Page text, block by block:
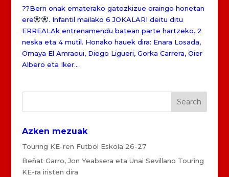
??Berri onak ematerako gatozkizue oraingo honetan
ere
. Infantil mailako 6 JOKALARI deitu ditu
ERREALAk entrenamendu batean parte hartzeko. 2
neska eta 4 mutil. Honako hauek dira: Enara Losada,
Omaya El Amraoui, Diego Ligueri, Gorka Carrera, Oier
Albero eta Iker...
Azken mezuak
Touring KE-ren Futbol Eskola 26-27
Beñat Garro, Jon Yeabsera eta Unai Sevillano Touring
KE-ra iristen dira